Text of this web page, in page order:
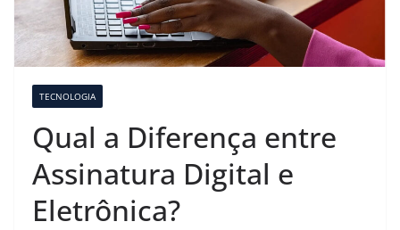
TECNOLOGIA
Qual a Diferença entre
Assinatura Digital e
Eletrônica?